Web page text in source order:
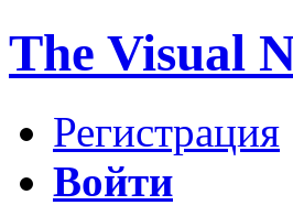
The Visual
Регистрация
Войти